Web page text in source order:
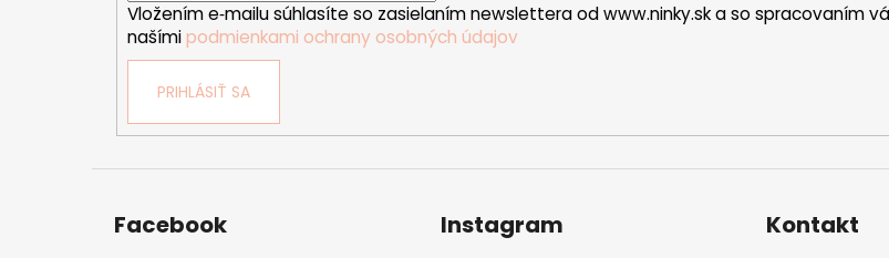
Vložením e‑mailu súhlasíte so zasielaním newslettera od www.ninky.sk a so spracovaním
našími podmienkami ochrany osobných údajov
PRIHLÁSIŤ SA
Facebook Instagram Kontakt